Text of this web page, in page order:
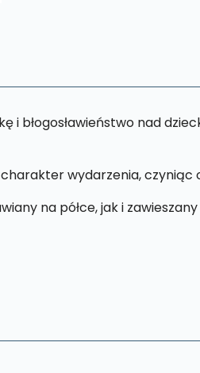
i błogosławieństwo nad
wydarzenia,
na półce, jak i